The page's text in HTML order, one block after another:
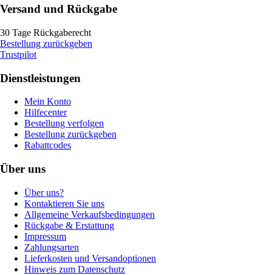
Versand und Rückgabe
30 Tage Rückgaberecht
Bestellung zurückgeben
Trustpilot
Dienstleistungen
Mein Konto
Hilfecenter
Bestellung verfolgen
Bestellung zurückgeben
Rabattcodes
Über uns
Über uns?
Kontaktieren Sie uns
Allgemeine Verkaufsbedingungen
Rückgabe & Erstattung
Impressum
Zahlungsarten
Lieferkosten und Versandoptionen
Hinweis zum Datenschutz